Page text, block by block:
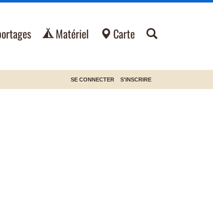
Matériel Carte
SE CONNECTER S'INSCRIRE